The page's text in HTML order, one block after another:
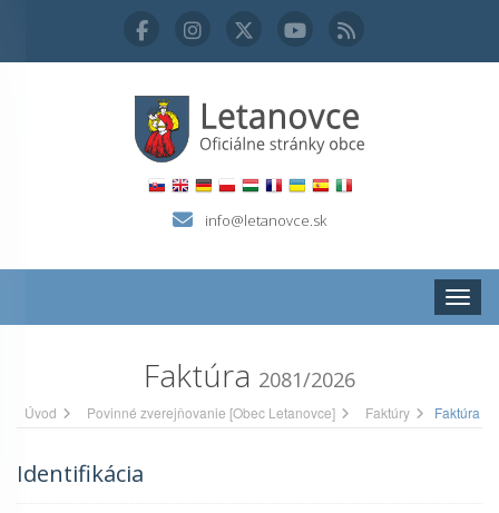
info@letanovce.sk
Faktúra 2081/2026
Úvod Povinné zverejňovanie [Obec Letanovce] Faktúry Faktúra
Identifikácia